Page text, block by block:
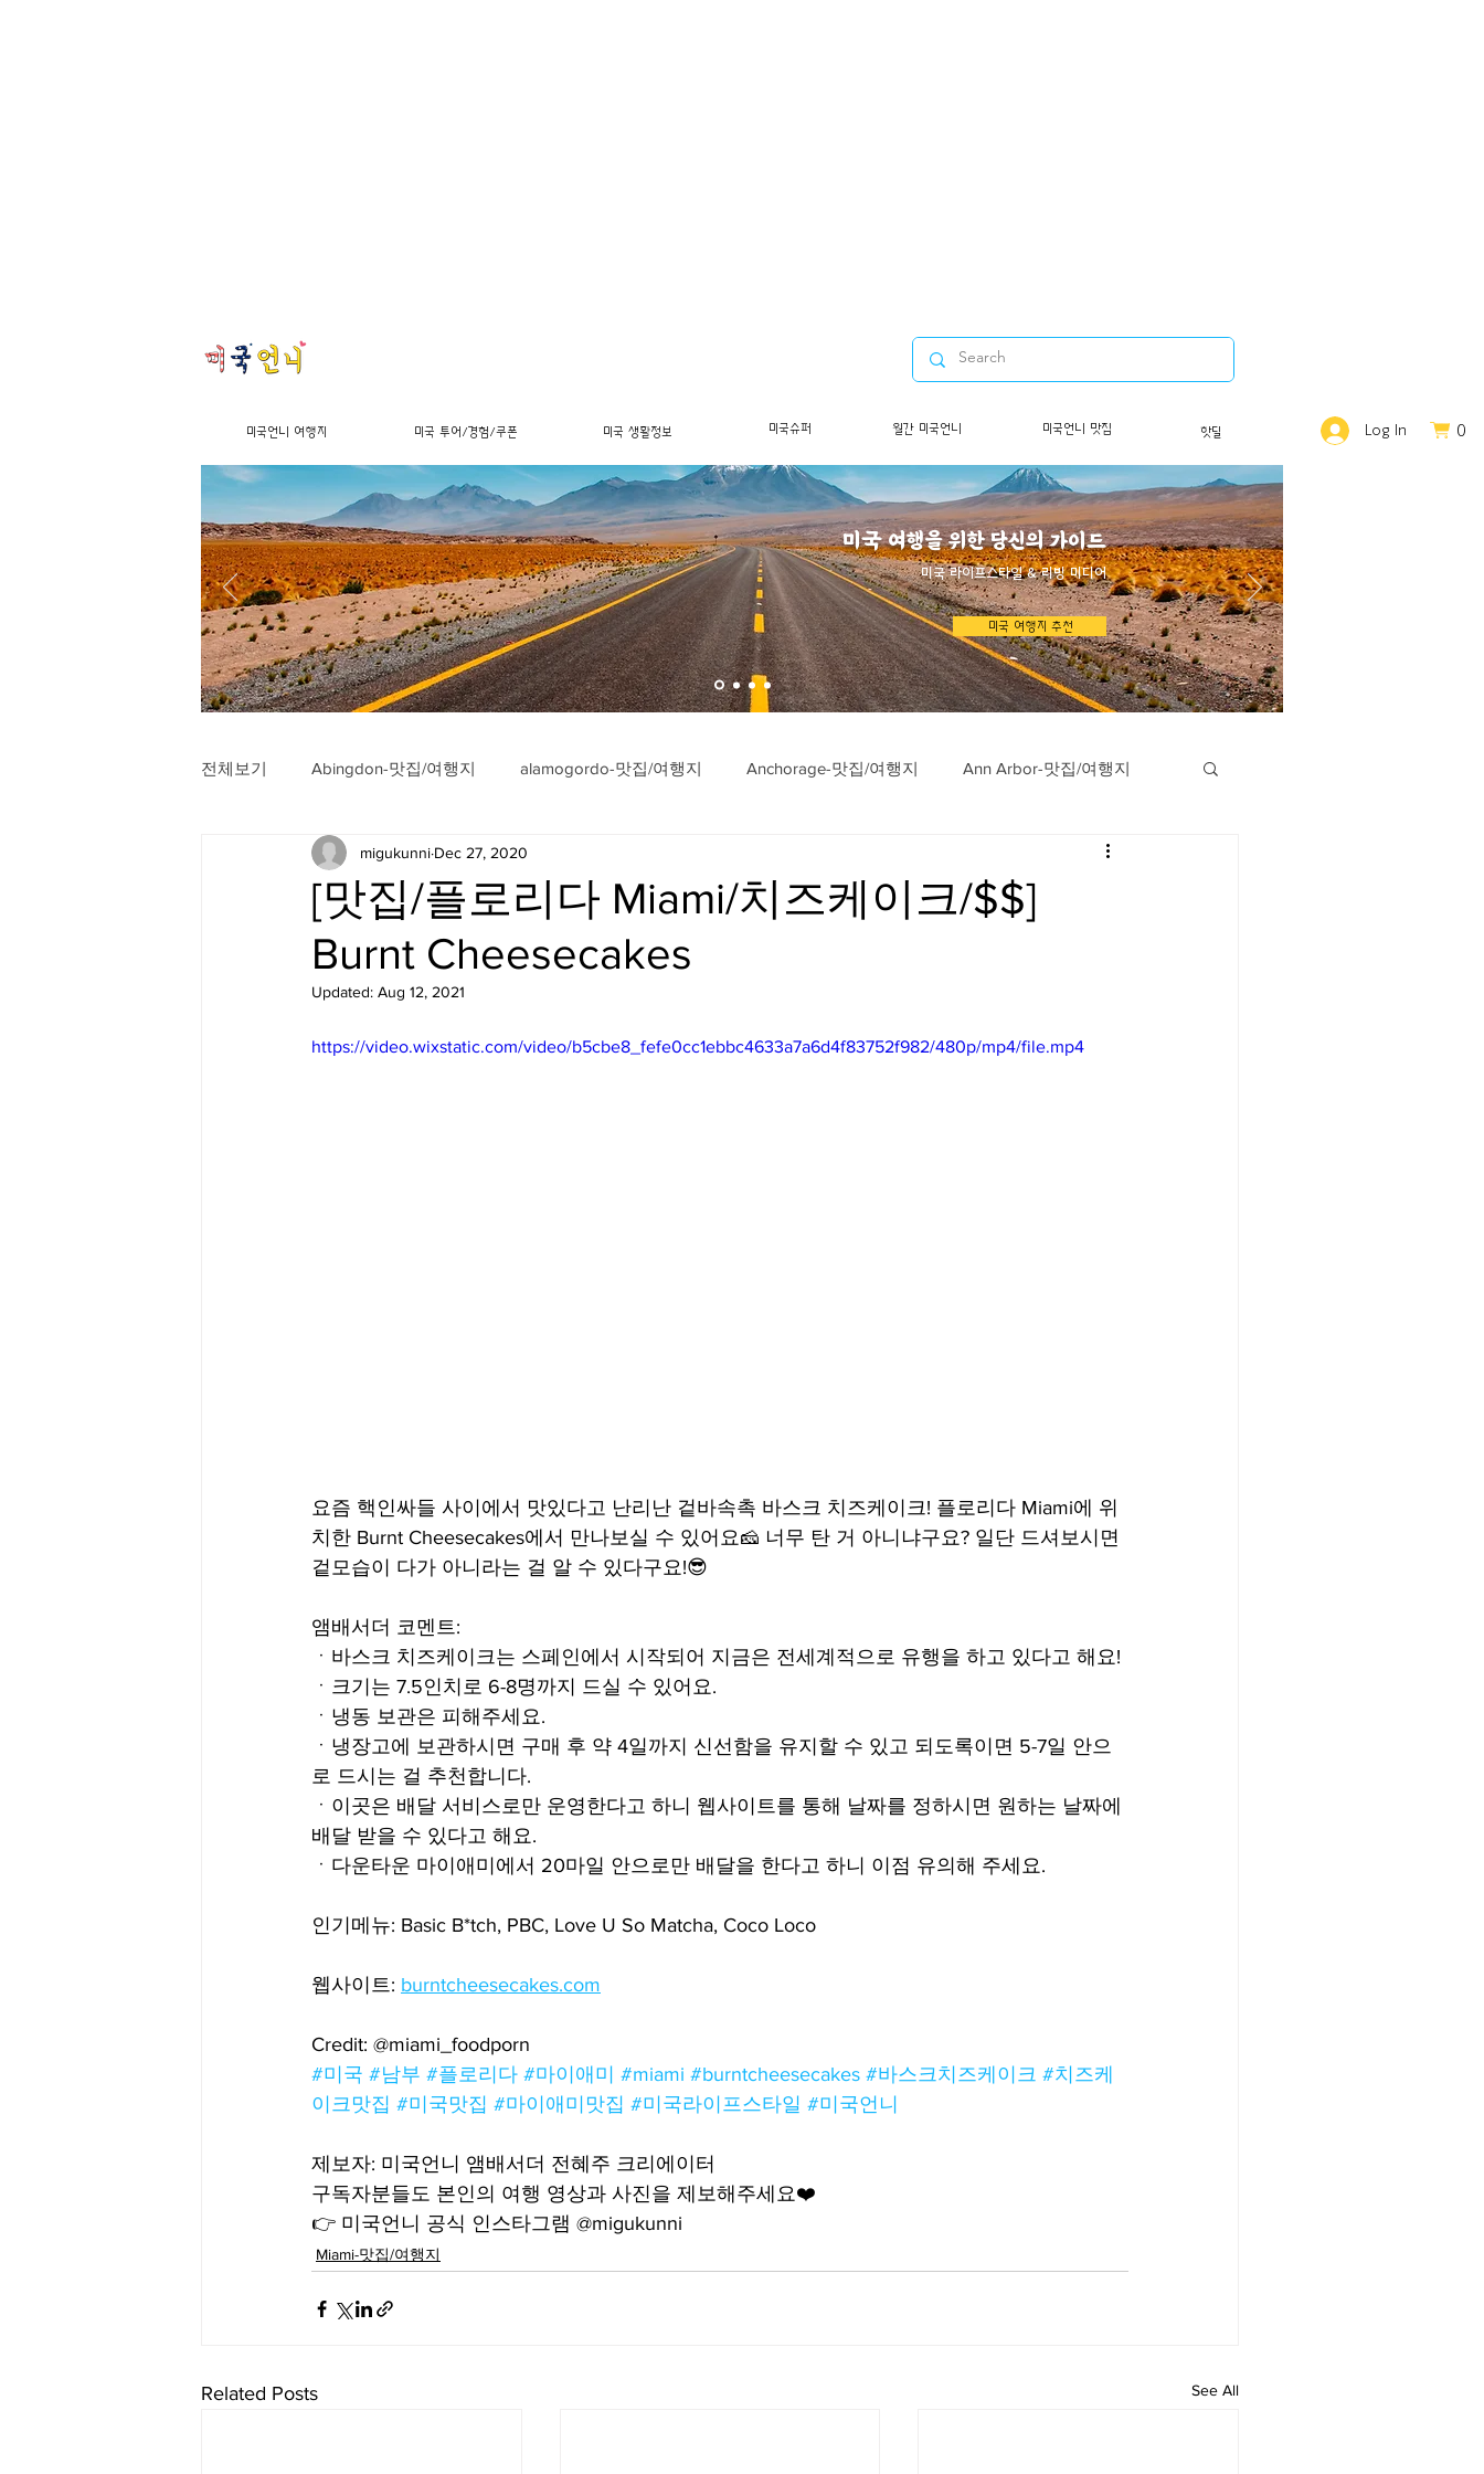
미국 여행을 위한 당신의 가이드
​미국 라이프스타일 & 리빙 미디어
미국 여행지 추천
전체보기 Abingdon-맛집/여행지 alamogordo-맛집/여행지 Anchorage-맛집/여행지 Ann Arbor-맛집/여행지
Arlington-맛집/여행지 Arlington-맛집/여행지 Austin-맛집/여행지
Badlands-맛집/여행지 Baltimore-맛집/여행지 Bar Harbor-맛집/여행지
[맛집/플로리다 Miami/치즈케이크/$$]
Burnt Cheesecakes
migukunni Dec 27, 2020
Updated: Aug 12, 2021
https://video.wixstatic.com/video/b5cbe8_fefe0cc1ebbc4633a7a6d4f83752f982/480p/mp4/file.mp4
요즘 핵인싸들 사이에서 맛있다고 난리난 겉바속촉 바스크 치즈케이크! 플로리다 Miami에 위
치한 Burnt Cheesecakes에서 만나보실 수 있어요🧀 너무 탄 거 아니냐구요? 일단 드셔보시면
겉모습이 다가 아니라는 걸 알 수 있다구요!😎
앰배서더 코멘트:
ㆍ바스크 치즈케이크는 스페인에서 시작되어 지금은 전세계적으로 유행을 하고 있다고 해요!
ㆍ크기는 7.5인치로 6-8명까지 드실 수 있어요.
ㆍ냉동 보관은 피해주세요.
ㆍ냉장고에 보관하시면 구매 후 약 4일까지 신선함을 유지할 수 있고 되도록이면 5-7일 안으
로 드시는 걸 추천합니다.
ㆍ이곳은 배달 서비스로만 운영한다고 하니 웹사이트를 통해 날짜를 정하시면 원하는 날짜에
배달 받을 수 있다고 해요.
ㆍ다운타운 마이애미에서 20마일 안으로만 배달을 한다고 하니 이점 유의해 주세요.
인기메뉴: Basic B*tch, PBC, Love U So Matcha, Coco Loco
웹사이트: burntcheesecakes.com
Credit: @miami_foodporn
#미국 #남부 #플로리다 #마이애미 #miami #burntcheesecakes #바스크치즈케이크 #치즈케
이크맛집 #미국맛집 #마이애미맛집 #미국라이프스타일 #미국언니
제보자: 미국언니 앰배서더 전혜주 크리에이터
구독자분들도 본인의 여행 영상과 사진을 제보해주세요❤️
👉 미국언니 공식 인스타그램 @migukunni
Miami-맛집/여행지
Related Posts See All
미국언니 여행지 미국 투어/경험/쿠폰 미국 생활정보 미국슈퍼 월간 미국언니 미국언니 맛집 핫딜 Log In 0